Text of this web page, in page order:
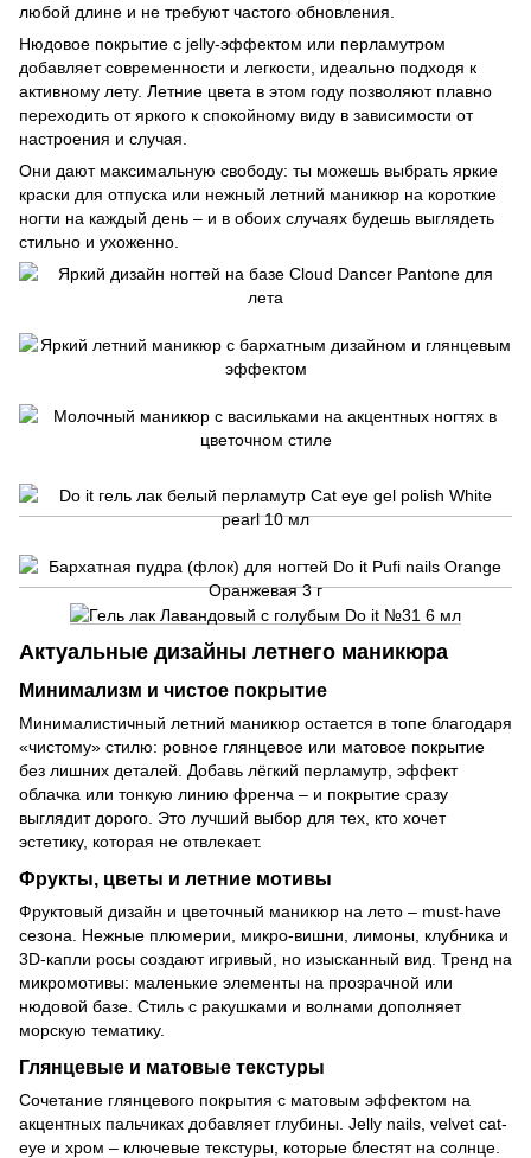
любой длине и не требуют частого обновления.
Нюдовое покрытие с jelly-эффектом или перламутром
добавляет современности и легкости, идеально подходя к
активному лету. Летние цвета в этом году позволяют плавно
переходить от яркого к спокойному виду в зависимости от
настроения и случая.
Они дают максимальную свободу: ты можешь выбрать яркие
краски для отпуска или нежный летний маникюр на короткие
ногти на каждый день – и в обоих случаях будешь выглядеть
стильно и ухоженно.
Актуальные дизайны летнего маникюра
Минимализм и чистое покрытие
Минималистичный летний маникюр остается в топе благодаря
«чистому» стилю: ровное глянцевое или матовое покрытие
без лишних деталей. Добавь лёгкий перламутр, эффект
облачка или тонкую линию френча – и покрытие сразу
выглядит дорого. Это лучший выбор для тех, кто хочет
эстетику, которая не отвлекает.
Фрукты, цветы и летние мотивы
Фруктовый дизайн и цветочный маникюр на лето – must-have
сезона. Нежные плюмерии, микро-вишни, лимоны, клубника и
3D-капли росы создают игривый, но изысканный вид. Тренд на
микромотивы: маленькие элементы на прозрачной или
нюдовой базе. Стиль с ракушками и волнами дополняет
морскую тематику.
Глянцевые и матовые текстуры
Сочетание глянцевого покрытия с матовым эффектом на
акцентных пальчиках добавляет глубины. Jelly nails, velvet cat-
eye и хром – ключевые текстуры, которые блестят на солнце.